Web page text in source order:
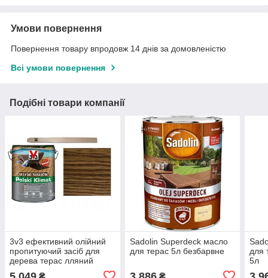
Умови повернення
Повернення товару впродовж 14 днів за домовленістю
Всі умови повернення
Подібні товари компанії
3v3 ефективний олійний
пропитуючий засіб для
дерева терас лляний
Sadolin Superdeck масло
для терас 5л безбарвне
для
5л